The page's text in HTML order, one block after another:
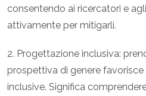
consentendo ai ricercatori e
attivamente per mitigarli.
2. Progettazione inclusiva:
prospettiva di genere
inclusive. Significa